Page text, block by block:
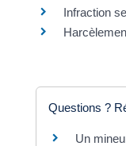
Infraction
Questions ?
Un